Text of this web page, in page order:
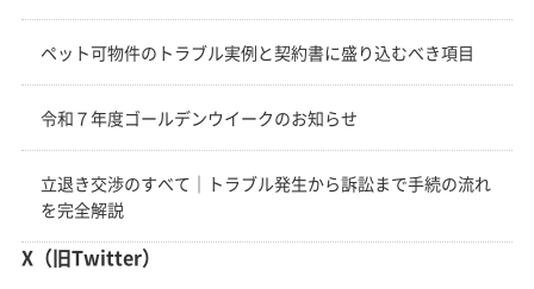
ペット可物件のトラブル実例と契約書に盛り込むべき項目
令和７年度ゴールデンウイークのお知らせ
立退き交渉のすべて｜トラブル発生から訴訟まで手続の流れ
を完全解説
X（旧Twitter）